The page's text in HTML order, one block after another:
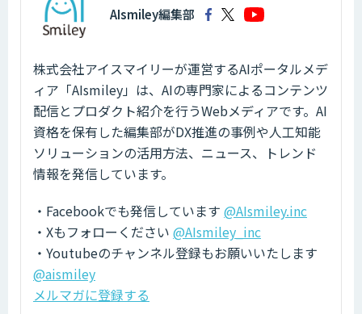
AIsmiley編集部
株式会社アイスマイリーが運営するAIポータルメデ
ィア「AIsmiley」は、AIの専門家によるコンテンツ
配信とプロダクト紹介を行うWebメディアです。AI
資格を保有した編集部がDX推進の事例や人工知能
ソリューションの活用方法、ニュース、トレンド
情報を発信しています。
・Facebookでも発信しています @AIsmiley.inc
・Xもフォローください @AIsmiley_inc
・Youtubeのチャンネル登録もお願いいたします
@aismiley
メルマガに登録する